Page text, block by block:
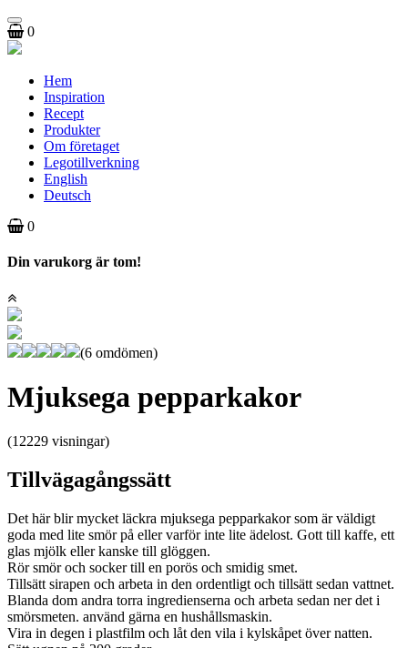
Toggle
navigation
0
Hem
Inspiration
Recept
Produkter
Om företaget
Legotillverkning
English
Deutsch
0
Din varukorg är tom!
(6 omdömen)
Mjuksega pepparkakor
(12229 visningar)
Tillvägagångssätt
Det här blir mycket läckra mjuksega pepparkakor som är väldigt
goda med lite smör på eller varför inte lite ädelost. Gott till kaffe, ett
glas mjölk eller kanske till glöggen.
Rör smör och socker till en porös och smidig smet.
Tillsätt sirapen och arbeta in den ordentligt och tillsätt sedan vattnet.
Blanda dom andra torra ingredienserna och arbeta sedan ner det i
smörsmeten. använd gärna en hushållsmaskin.
Vira in degen i plastfilm och låt den vila i kylskåpet över natten.